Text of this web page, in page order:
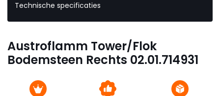
Technische specificaties
Austroflamm Tower/Flok
Bodemsteen Rechts 02.01.714931